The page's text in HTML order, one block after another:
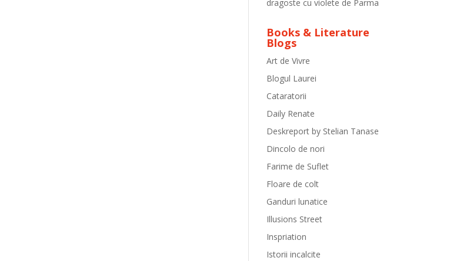
dragoste cu violete de Parma
Books & Literature
Blogs
Art de Vivre
Blogul Laurei
Cataratorii
Daily Renate
Deskreport by Stelian Tanase
Dincolo de nori
Farime de Suflet
Floare de colt
Ganduri lunatice
Illusions Street
Inspriation
Istorii incalcite